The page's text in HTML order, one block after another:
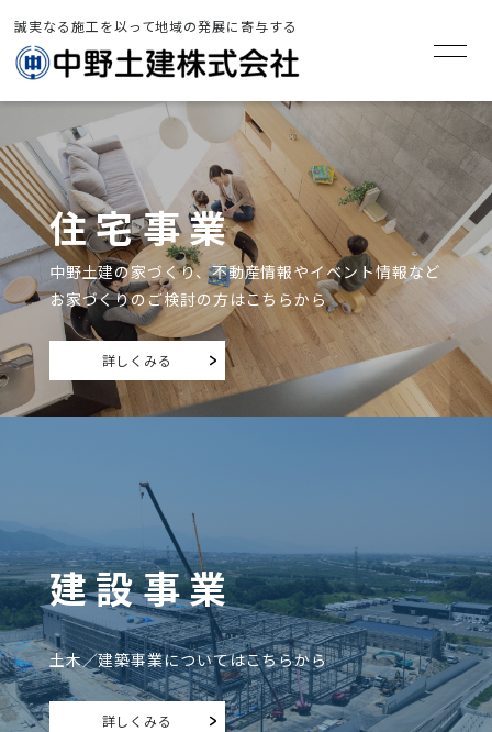
誠実なる施工を以って地域の発展に寄与する
住宅事業
中野土建の家づくり、不動産情報やイベント情報など
お家づくりのご検討の方はこちらから
詳しくみる
建設事業
土木／建築事業についてはこちらから
詳しくみる